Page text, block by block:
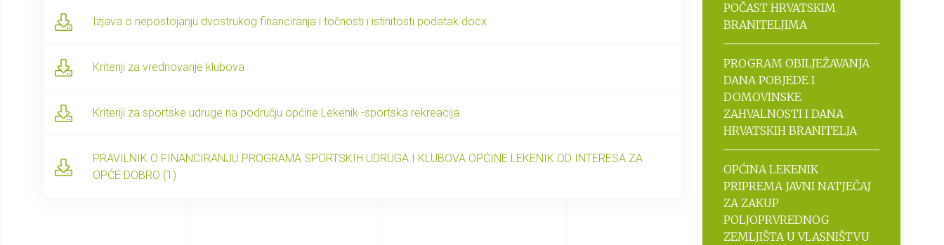
Izjava o nepostojanju dvostrukog financiranja i točnosti i istinitosti podatak docx
Kriteriji za vrednovanje klubova
Kriteriji za sportske udruge na području općine Lekenik -sportska rekreacija
PRAVILNIK O FINANCIRANJU PROGRAMA SPORTSKIH UDRUGA I KLUBOVA OPĆINE LEKENIK OD INTERESA ZA
OPĆE DOBRO (1)
POČAST HRVATSKIM
BRANITELJIMA
PROGRAM OBILJEŽAVANJA
DANA POBJEDE I
DOMOVINSKE
ZAHVALNOSTI I DANA
HRVATSKIH BRANITELJA
OPĆINA LEKENIK
PRIPREMA JAVNI NATJEČAJ
ZA ZAKUP
POLJOPRVREDNOG
ZEMLJIŠTA U VLASNIŠTVU